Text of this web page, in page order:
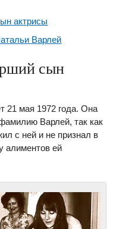
актрисы
Варлей
сын
21 мая 1972 года. Она
Варлей, так как
с ней и не признал в
алиментов ей